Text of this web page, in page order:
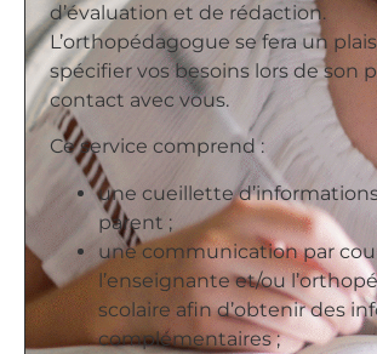
d’évaluation et de rédaction.
L’orthopédagogue se fera un
spécifier vos besoins lors de son
contact avec vous.
Ce service comprend :
une cueillette
parent ;
une communication par
l’enseignante et/ou
scolaire afin d’obtenir des
complémentaires ;